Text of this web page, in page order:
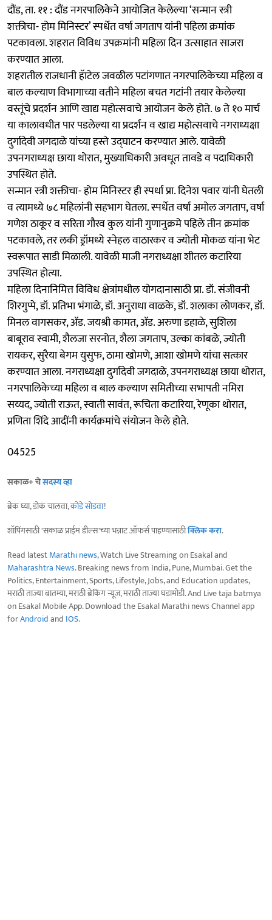
दौंड, ता. ११ : दौंड नगरपालिकेने आयोजित केलेल्या ‘सन्मान स्त्री
शक्तीचा- होम मिनिस्टर’ स्पर्धेत वर्षा जगताप यांनी पहिला क्रमांक
पटकावला. शहरात विविध उपक्रमांनी महिला दिन उत्साहात साजरा
करण्यात आला.
शहरातील राजधानी हॅाटेल जवळील पटांगणात नगरपालिकेच्या महिला व
बाल कल्याण विभागाच्या वतीने महिला बचत गटांनी तयार केलेल्या
वस्तूंचे प्रदर्शन आणि खाद्य महोत्सवाचे आयोजन केले होते. ७ ते १० मार्च
या कालावधीत पार पडलेल्या या प्रदर्शन व खाद्य महोत्सवाचे नगराध्यक्षा
दुर्गादेवी जगदाळे यांच्या हस्ते उद्‍घाटन करण्यात आले. यावेळी
उपनगराध्यक्ष छाया थोरात, मुख्याधिकारी अवधूत तावडे व पदाधिकारी
उपस्थित होते.
सन्मान स्त्री शक्तीचा- होम मिनिस्टर ही स्पर्धा प्रा. दिनेश पवार यांनी घेतली
व त्यामध्ये ७८ महिलांनी सहभाग घेतला. स्पर्धेत वर्षा अमोल जगताप, वर्षा
गणेश ठाकूर व सरिता गौरव कुल यांनी गुणानुक्रमे पहिले तीन क्रमांक
पटकावले, तर लकी ड्रॉमध्ये स्नेहल वाठारकर व ज्योती मोकळ यांना भेट
स्वरूपात साडी मिळाली. यावेळी माजी नगराध्यक्षा शीतल कटारिया
उपस्थित होत्या.
महिला दिनानिमित्त विविध क्षेत्रांमधील योगदानासाठी प्रा. डॉ. संजीवनी
शिरगुप्पे, डॉ. प्रतिभा भंगाळे, डॉ. अनुराधा वाळके, डॉ. शलाका लोणकर, डॉ.
मिनल वागसकर, ॲड. जयश्री कामत, ॲड. अरुणा डहाळे, सुशिला
बाबूराव स्वामी, शैलजा सरनोत, शैला जगताप, उल्का कांबळे, ज्योती
रायकर, सुरैया बेगम युसुफ, ठामा खोमणे, आशा खोमणे यांचा सत्कार
करण्यात आला. नगराध्यक्षा दुर्गादेवी जगदाळे, उपनगराध्यक्ष छाया थोरात,
नगरपालिकेच्या महिला व बाल कल्याण समितीच्या सभापती नमिरा
सय्यद, ज्योती राऊत, स्वाती सावंत, रूचिता कटारिया, रेणूका थोरात,
प्रणिता शिंदे आदींनी कार्यक्रमांचे संयोजन केले होते.
04525
सकाळ+ चेसदस्य व्हा
ब्रेक घ्या, डोकं चालवा,कोडे सोडवा!
शॉपिंगसाठी 'सकाळ प्राईम डील्स'च्या भन्नाट ऑफर्स पाहण्यासाठीक्लिक करा.
Read latestMarathi news, Watch Live Streaming on Esakal and
Maharashtra News. Breaking news from India, Pune, Mumbai. Get the
Politics, Entertainment, Sports, Lifestyle, Jobs, and Education updates,
मराठी ताज्या बातम्या, मराठी ब्रेकिंग न्यूज, मराठी ताज्या घडामोडी. And Live taja batmya
on Esakal Mobile App. Download the Esakal Marathi news Channel app
forAndroidand IOS.